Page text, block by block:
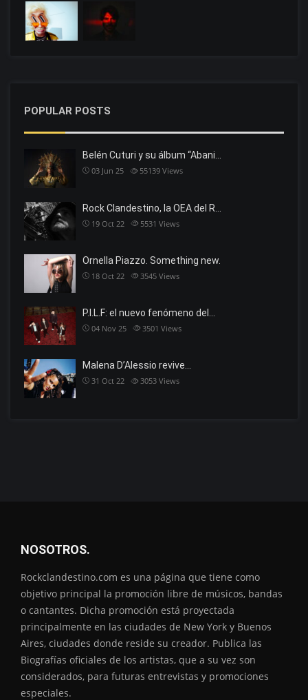
POPULAR POSTS
Belén Cuturi y su álbum “Abani…
03 Jun 25 55139 Views
Rock Clandestino, la OEA del R…
19 Oct 22 5531 Views
Ornella Piazzo. Something new.
18 Oct 22 3545 Views
P.I.L.F: el nuevo fenómeno del…
04 Nov 25 3501 Views
Malena D’Alessio revive…
31 Oct 22 3053 Views
NOSOTROS.
Rockclandestino.com es una página que tiene como
objetivo principal la promoción libre de músicos, bandas
o cantantes. Dicha promoción está proyectada
principalmente en las ciudades de New York y Buenos
Aires, ciudades donde reside su creador. Publica las
Biografías oficiales de los artistas, que a su vez son
considerados, para futuras entrevistas y promociones
especiales.